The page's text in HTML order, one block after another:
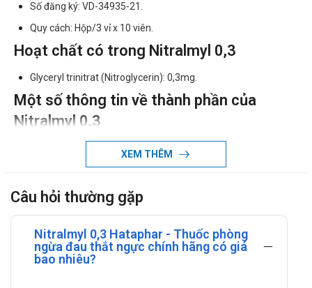
Số đăng ký: VD-34935-21.
Quy cách: Hộp/3 vỉ x 10 viên.
Hoạt chất có trong Nitralmyl 0,3
Glyceryl trinitrat (Nitroglycerin): 0,3mg.
Một số thông tin về thành phần của
Nitralmyl 0,3
Nitroglycerin là một nitrat hữu cơ, khi vào trong cơ thể được
chuyển hoá thành gốc oxyd nitric (NO) nhờ glutathion-S-
nitrosothiol (R-SNO), chất này hoạt hoá adenylate cyclase để
chuyển thành guanosin triphosphat (GTP), thành guanosin
3’5’ monophosphat vòng (GMPc). GMPc làm cho myosin
trong các sợi cơ thành mạch không được hoạt hoá, không có
XEM THÊM
Câu hỏi thường gặp
Nitralmyl 0,3 Hataphar - Thuốc phòng
ngừa đau thắt ngực chính hãng có giá
bao nhiêu?